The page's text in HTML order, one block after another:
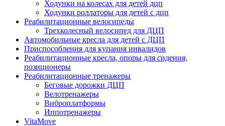
Ходунки на колесах для детей дцп
Ходунки роллаторы для детей с дцп
Реабилитационные велосипеды
Трехколесный велосипед для ДЦП
Автомобильные кресла для детей с ДЦП
Приспособления для купания инвалидов
Реабилитационные кресла, опоры для сидения,
позиционеры
Реабилитационные тренажеры
Беговые дорожки ДЦП
Велотренажеры
Виброплатформы
Иппотренажеры
VitaMove